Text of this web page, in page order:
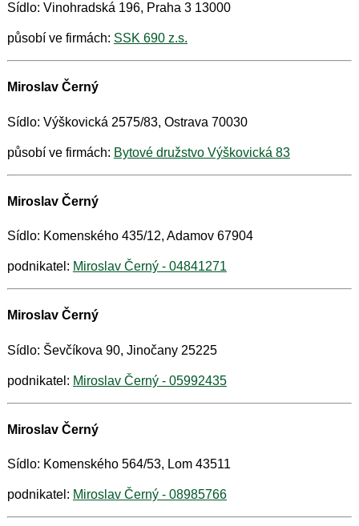
Sídlo: Vinohradská 196, Praha 3 13000
působí ve firmách: SSK 690 z.s.
Miroslav Černý
Sídlo: Výškovická 2575/83, Ostrava 70030
působí ve firmách: Bytové družstvo Výškovická 83
Miroslav Černý
Sídlo: Komenského 435/12, Adamov 67904
podnikatel: Miroslav Černý - 04841271
Miroslav Černý
Sídlo: Ševčíkova 90, Jinočany 25225
podnikatel: Miroslav Černý - 05992435
Miroslav Černý
Sídlo: Komenského 564/53, Lom 43511
podnikatel: Miroslav Černý - 08985766